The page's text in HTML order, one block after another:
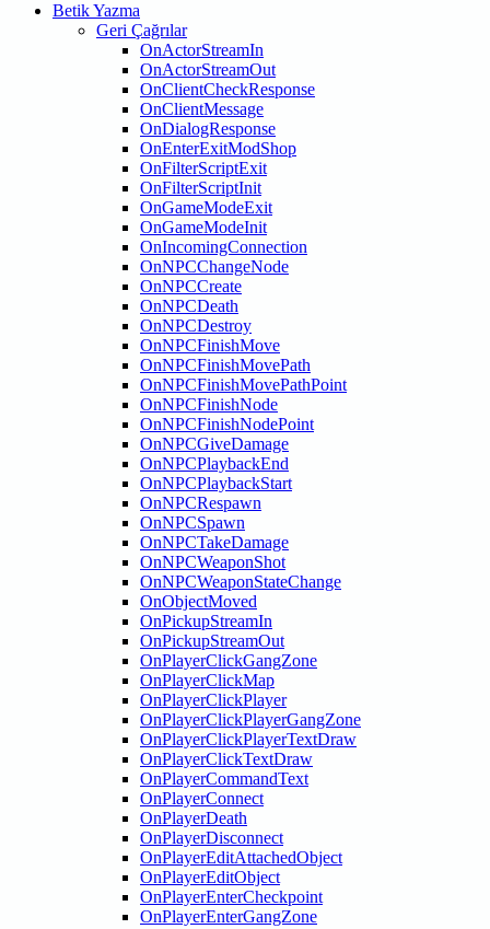
Betik Yazma
Geri Çağrılar
OnActorStreamIn
OnActorStreamOut
OnClientCheckResponse
OnClientMessage
OnDialogResponse
OnEnterExitModShop
OnFilterScriptExit
OnFilterScriptInit
OnGameModeExit
OnGameModeInit
OnIncomingConnection
OnNPCChangeNode
OnNPCCreate
OnNPCDeath
OnNPCDestroy
OnNPCFinishMove
OnNPCFinishMovePath
OnNPCFinishMovePathPoint
OnNPCFinishNode
OnNPCFinishNodePoint
OnNPCGiveDamage
OnNPCPlaybackEnd
OnNPCPlaybackStart
OnNPCRespawn
OnNPCSpawn
OnNPCTakeDamage
OnNPCWeaponShot
OnNPCWeaponStateChange
OnObjectMoved
OnPickupStreamIn
OnPickupStreamOut
OnPlayerClickGangZone
OnPlayerClickMap
OnPlayerClickPlayer
OnPlayerClickPlayerGangZone
OnPlayerClickPlayerTextDraw
OnPlayerClickTextDraw
OnPlayerCommandText
OnPlayerConnect
OnPlayerDeath
OnPlayerDisconnect
OnPlayerEditAttachedObject
OnPlayerEditObject
OnPlayerEnterCheckpoint
OnPlayerEnterGangZone